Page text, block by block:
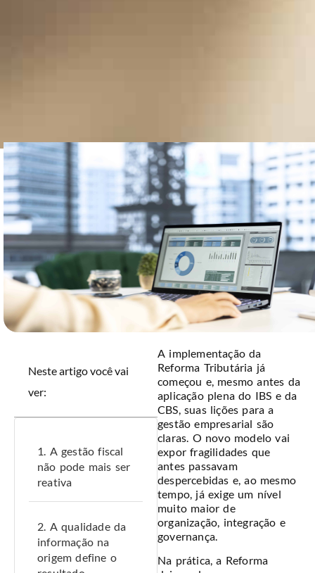
Neste artigo você vai
ver:
1. A gestão fiscal
não pode mais ser
reativa
2. A qualidade da
informação na
origem define o
A implementação da
Reforma Tributária já
começou e, mesmo antes da
aplicação plena do IBS e da
CBS, suas lições para a
gestão empresarial são
claras. O novo modelo vai
expor fragilidades que
antes passavam
despercebidas e, ao mesmo
tempo, já exige um nível
muito maior de
organização, integração e
governança.
Na prática, a Reforma